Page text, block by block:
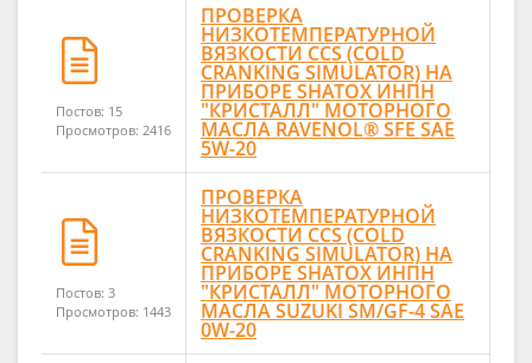
Постов: 15
Просмотров: 2416
ПРОВЕРКА
НИЗКОТЕМПЕРАТУРНОЙ
ВЯЗКОСТИ CCS (COLD
CRANKING SIMULATOR) НА
ПРИБОРЕ SHATOX ИНПН
"КРИСТАЛЛ" МОТОРНОГО
МАСЛА RAVENOL® SFE SAE
5W-20
Постов: 3
Просмотров: 1443
ПРОВЕРКА
НИЗКОТЕМПЕРАТУРНОЙ
ВЯЗКОСТИ CCS (COLD
CRANKING SIMULATOR) НА
ПРИБОРЕ SHATOX ИНПН
"КРИСТАЛЛ" МОТОРНОГО
МАСЛА SUZUKI SM/GF-4 SAE
0W-20